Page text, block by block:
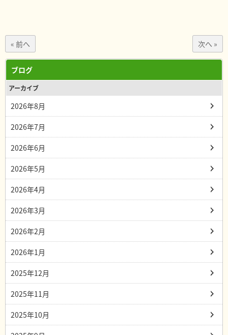
« 前へ 次へ »
ブログ
アーカイブ
2026年8月
2026年7月
2026年6月
2026年5月
2026年4月
2026年3月
2026年2月
2026年1月
2025年12月
2025年11月
2025年10月